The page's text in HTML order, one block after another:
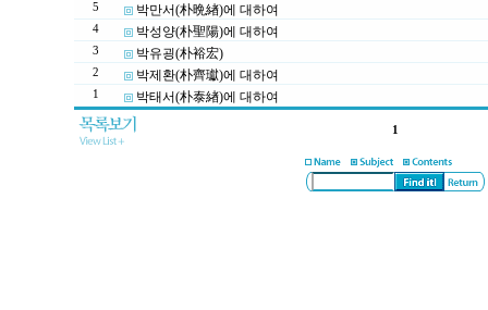
5 박만서(朴晩緖)에 대하여
4 박성양(朴聖陽)에 대하여
3 박유굉(朴裕宏)
2 박제환(朴齊瓛)에 대하여
1 박태서(朴泰緖)에 대하여
1